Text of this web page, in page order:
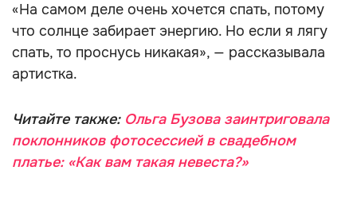
«На самом деле очень хочется спать, потому
что солнце забирает энергию. Но если я лягу
спать, то проснусь никакая», — рассказывала
артистка.
Читайте также: Ольга Бузова заинтриговала
поклонников фотосессией в свадебном
платье: «Как вам такая невеста?»